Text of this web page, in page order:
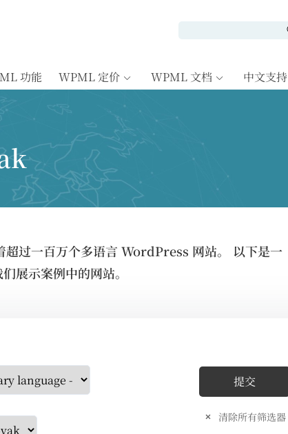
功能 WPML 定价 WPML 文档 中文支持
超过一百万个多语言 WordPress 网站。 以下是一
展示案例中的网站。
清除所有筛选器